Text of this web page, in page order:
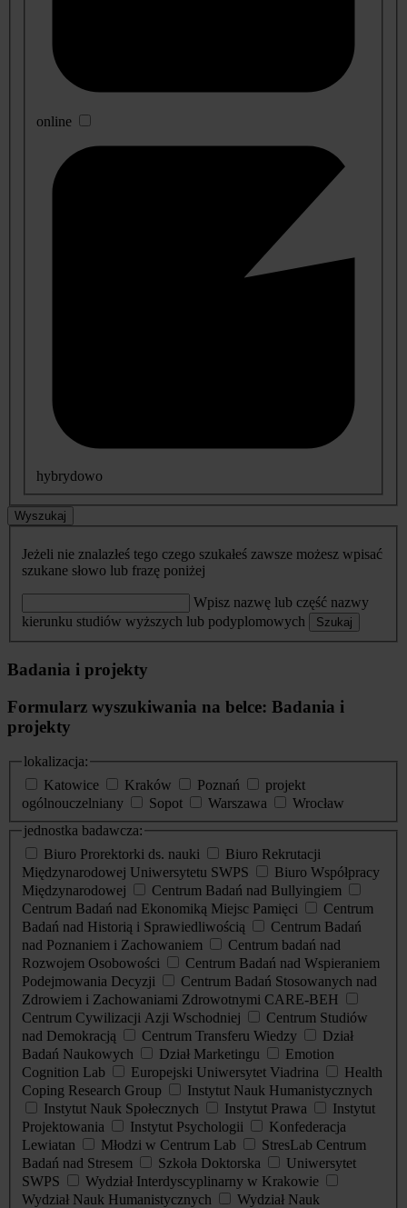
online
hybrydowo
Wyszukaj
Jeżeli nie znalazłeś tego czego szukałeś zawsze możesz wpisać
szukane słowo lub frazę poniżej
Wpisz nazwę lub część nazwy
kierunku studiów wyższych lub podyplomowych
Szukaj
Badania i projekty
Formularz wyszukiwania na belce: Badania i
projekty
lokalizacja:
Katowice
Kraków Poznań
projekt
ogólnouczelniany
Sopot Warszawa
Wrocław
jednostka badawcza:
Biuro Prorektorki ds. nauki
Biuro Rekrutacji
Międzynarodowej Uniwersytetu SWPS
Biuro Współpracy
Międzynarodowej
Centrum Badań nad Bullyingiem
Centrum Badań nad Ekonomiką Miejsc Pamięci
Centrum
Badań nad Historią i Sprawiedliwością
Centrum Badań
nad Poznaniem i Zachowaniem
Centrum badań nad
Rozwojem Osobowości
Centrum Badań nad Wspieraniem
Podejmowania Decyzji
Centrum Badań Stosowanych nad
Zdrowiem i Zachowaniami Zdrowotnymi CARE-BEH
Centrum Cywilizacji Azji Wschodniej
Centrum Studiów
nad Demokracją
Centrum Transferu Wiedzy
Dział
Badań Naukowych
Dział Marketingu
Emotion
Cognition Lab
Europejski Uniwersytet Viadrina
Health
Coping Research Group
Instytut Nauk Humanistycznych
Instytut Nauk Społecznych
Instytut Prawa
Instytut
Projektowania
Instytut Psychologii
Konfederacja
Lewiatan
Młodzi w Centrum Lab
StresLab Centrum
Badań nad Stresem
Szkoła Doktorska
Uniwersytet
SWPS
Wydział Interdyscyplinarny w Krakowie
Wydział Nauk Humanistycznych
Wydział Nauk